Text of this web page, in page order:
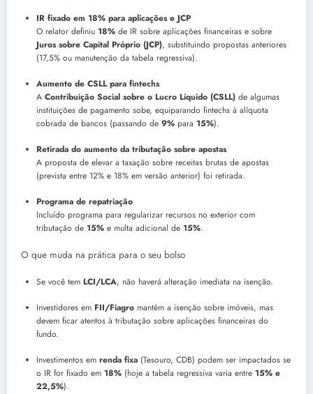
IR fixado em 18% para aplicações e JCP
O relator definiu 18% de IR sobre aplicações financeiras e sobre
Juros sobre Capital Próprio (JCP), substituindo propostas anteriores
(17,5% ou manutenção da tabela regressiva).
Aumento de CSLL para fintechs
A Contribuição Social sobre o Lucro Líquido (CSLL) de algumas
instituições de pagamento sobe, equiparando fintechs à alíquota
cobrada de bancos (passando de 9% para 15%).
Retirada do aumento da tributação sobre apostas
A proposta de elevar a taxação sobre receitas brutas de apostas
(prevista entre 12% e 18% em versão anterior) foi retirada.
Programa de repatriação
Incluído programa para regularizar recursos no exterior com
tributação de 15% e multa adicional de 15%.
O que muda na prática para o seu bolso
Se você tem LCI/LCA, não haverá alteração imediata na isenção.
Investidores em FII/Fiagro mantêm a isenção sobre imóveis, mas
devem ficar atentos à tributação sobre aplicações financeiras do
fundo.
Investimentos em renda fixa (Tesouro, CDB) podem ser impactados se
o IR for fixado em 18% (hoje a tabela regressiva varia entre 15% e
22,5%).